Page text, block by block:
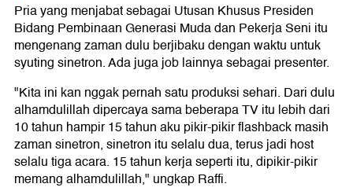
Pria yang menjabat sebagai Utusan Khusus Presiden
Bidang Pembinaan Generasi Muda dan Pekerja Seni itu
mengenang zaman dulu berjibaku dengan waktu untuk
syuting sinetron. Ada juga job lainnya sebagai presenter.
"Kita ini kan nggak pernah satu produksi sehari. Dari dulu
alhamdulillah dipercaya sama beberapa TV itu lebih dari
10 tahun hampir 15 tahun aku pikir-pikir flashback masih
zaman sinetron, sinetron itu selalu dua, terus jadi host
selalu tiga acara. 15 tahun kerja seperti itu, dipikir-pikir
memang alhamdulillah," ungkap Raffi.